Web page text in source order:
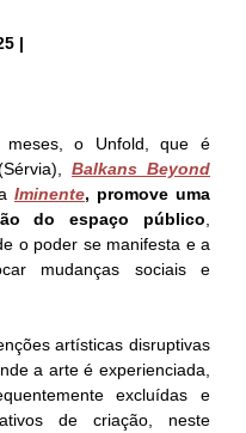
|
meses, o Unfold, que é
Balkans Beyond
Iminente, promove uma
do espaço público
o poder se manifesta e a
mudanças sociais e
artísticas disruptivas
a arte é experienciada,
excluídas e
de criação, neste